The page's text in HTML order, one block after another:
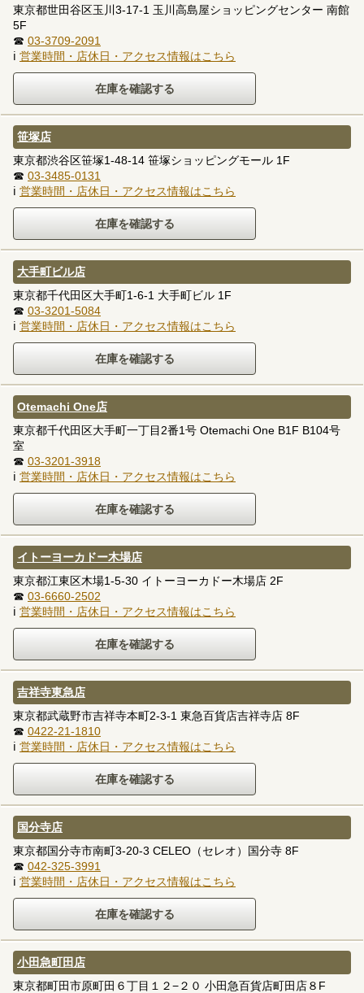
東京都世田谷区玉川3-17-1 玉川高島屋ショッピングセンター 南館
5F
☎ 03-3709-2091
ℹ 営業時間・店休日・アクセス情報はこちら
笹塚店
東京都渋谷区笹塚1-48-14 笹塚ショッピングモール 1F
☎ 03-3485-0131
ℹ 営業時間・店休日・アクセス情報はこちら
大手町ビル店
東京都千代田区大手町1-6-1 大手町ビル 1F
☎ 03-3201-5084
ℹ 営業時間・店休日・アクセス情報はこちら
Otemachi One店
東京都千代田区大手町一丁目2番1号 Otemachi One B1F B104号
室
☎ 03-3201-3918
ℹ 営業時間・店休日・アクセス情報はこちら
イトーヨーカドー木場店
東京都江東区木場1-5-30 イトーヨーカドー木場店 2F
☎ 03-6660-2502
ℹ 営業時間・店休日・アクセス情報はこちら
吉祥寺東急店
東京都武蔵野市吉祥寺本町2-3-1 東急百貨店吉祥寺店 8F
☎ 0422-21-1810
ℹ 営業時間・店休日・アクセス情報はこちら
国分寺店
東京都国分寺市南町3-20-3 CELEO（セレオ）国分寺 8F
☎ 042-325-3991
ℹ 営業時間・店休日・アクセス情報はこちら
小田急町田店
東京都町田市原町田６丁目１２−２０ 小田急百貨店町田店８F